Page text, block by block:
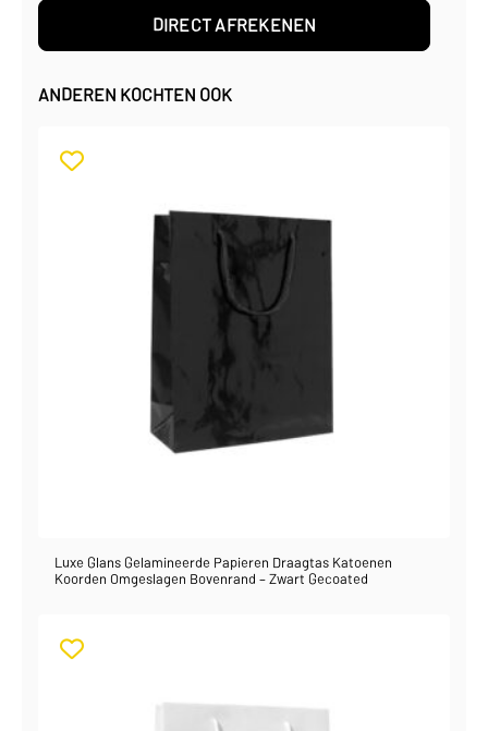
DIRECT AFREKENEN
ANDEREN KOCHTEN OOK
Luxe Glans Gelamineerde Papieren Draagtas Katoenen
Koorden Omgeslagen Bovenrand – Zwart Gecoated